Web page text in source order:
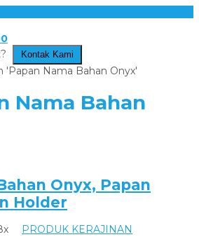
Kontak Kami
'Papan Nama Bahan Onyx'
Nama Bahan
Onyx, Papan
Holder
PRODUK KERAJINAN